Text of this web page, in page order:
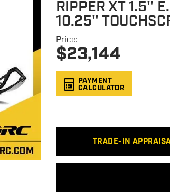
RIPPER XT 1.5''
10.25''
Price:
$23,144
PAYMENT
CALCULATOR
TRADE-IN